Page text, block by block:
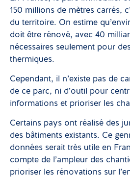
150 millions de mètres carrés,
du territoire. On estime
doit être rénové, avec 40
nécessaires seulement pour
thermiques.
Cependant, il n’existe pas de
de ce parc, ni d’outil pour
informations et prioriser les
Certains pays ont réalisé des
des bâtiments existants. Ce
données serait très utile en
compte de l’ampleur des
prioriser les rénovations sur